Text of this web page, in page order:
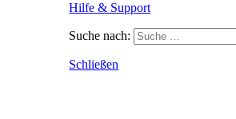
Hilfe & Support
Suche nach:
Schließen